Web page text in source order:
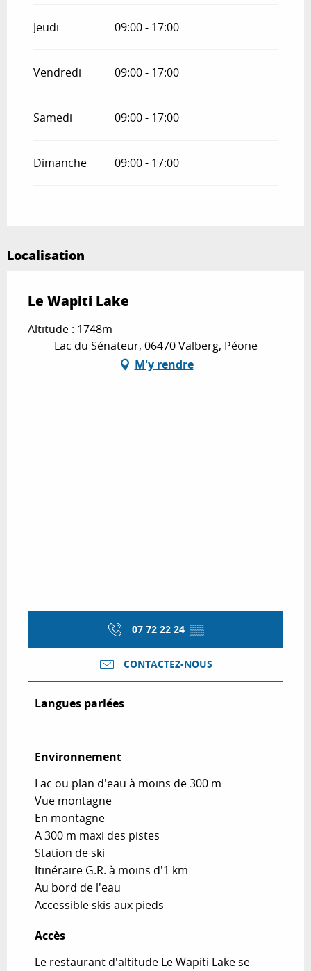
Jeudi 09:00 - 17:00
Vendredi 09:00 - 17:00
Samedi 09:00 - 17:00
Dimanche 09:00 - 17:00
Localisation
Le Wapiti Lake
Altitude : 1748m
Lac du Sénateur, 06470 Valberg, Péone
M'y rendre
07 72 22 24 ▒▒
CONTACTEZ-NOUS
Langues parlées
Langues parlées
Environnement
Environnement
Lac ou plan d'eau à moins de 300 m
Vue montagne
En montagne
A 300 m maxi des pistes
Station de ski
Itinéraire G.R. à moins d'1 km
Au bord de l'eau
Accessible skis aux pieds
Accès
Accès
Le restaurant d'altitude Le Wapiti Lake se